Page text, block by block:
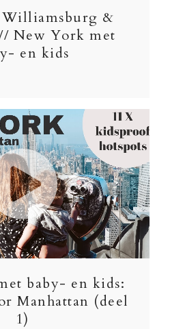
&
New York met
en kids
baby- en kids:
Manhattan (deel
1)